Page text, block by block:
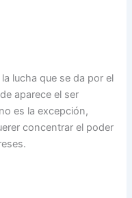
lucha que se da por el
aparece el ser
es la excepción,
concentrar el poder